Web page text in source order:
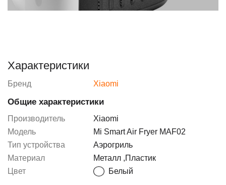
Характеристики
Бренд Xiaomi
Общие характеристики
Производитель
Xiaomi
Модель
Mi Smart Air Fryer MAF02
Тип устройства
Аэрогриль
Материал
Металл ,Пластик
Цвет
Белый